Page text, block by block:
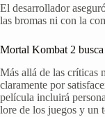
El desarrollador
las bromas ni con la
Mortal Kombat 2
Más allá de las críticas
claramente por
película incluirá
lore de los juegos y un